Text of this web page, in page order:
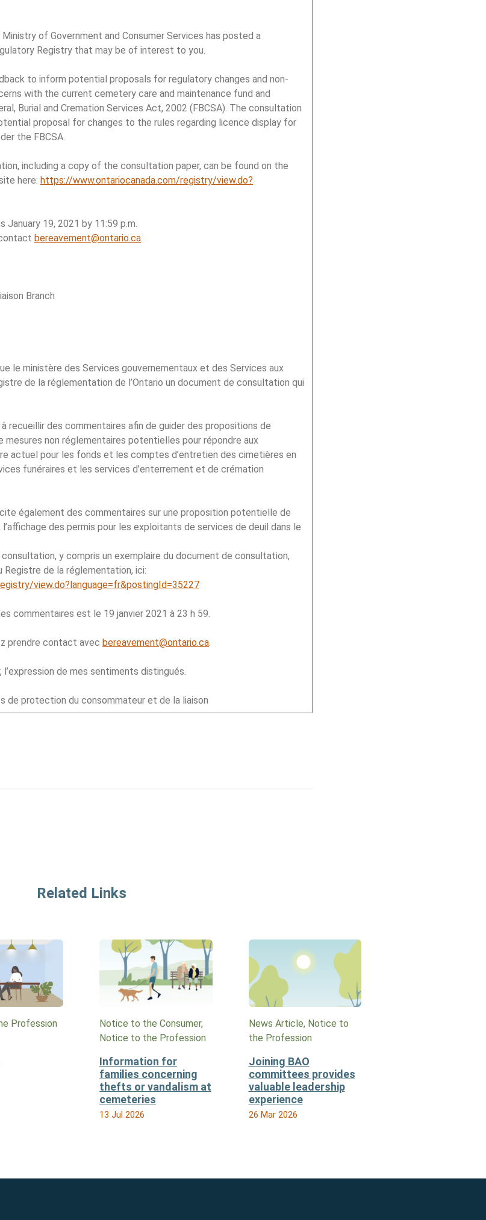
of Government and Consumer Services has posted a
Registry that may be of interest to you.
to inform potential proposals for regulatory changes and non-
with the current cemetery care and maintenance fund and
Burial and Cremation Services Act, 2002 (FBCSA). The consultation
proposal for changes to the rules regarding licence display for
the FBCSA.
including a copy of the consultation paper, can be found on the
here: https://www.ontariocanada.com/registry/view.do?
19, 2021 by 11:59 p.m.
bereavement@ontario.ca
Branch
le ministère des Services gouvernementaux et des Services aux
de la réglementation de l’Ontario un document de consultation qui
recueillir des commentaires afin de guider des propositions de
non réglementaires potentielles pour répondre aux
actuel pour les fonds et les comptes d’entretien des cimetières en
funéraires et les services d’enterrement et de crémation
également des commentaires sur une proposition potentielle de
des permis pour les exploitants de services de deuil dans le
y compris un exemplaire du document de consultation,
de la réglementation, ici:
view.do?language=fr&postingId=35227
commentaires est le 19 janvier 2021 à 23 h 59.
prendre contact avec bereavement@ontario.ca
de mes sentiments distingués.
de protection du consommateur et de la liaison
Related Links
Profession
Notice to the Consumer,
Notice to the Profession
Information for
families concerning
thefts or vandalism at
cemeteries
13 Jul 2026
News Article, Notice to
the Profession
Joining BAO
committees provides
valuable leadership
experience
26 Mar 2026